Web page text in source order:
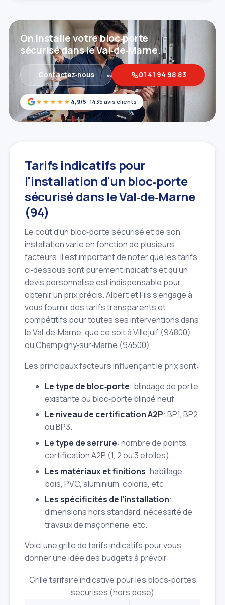
★★★★★ 4,9/5 · 1435 avis clients
On installe votre bloc‑porte
sécurisé dans le Val‑de‑Marne.
Contactez‑nous 01 41 94 98 83
Tarifs indicatifs pour
l'installation d'un bloc‑porte
sécurisé dans le Val‑de‑Marne
(94)
Le coût d'un bloc‑porte sécurisé et de son
installation varie en fonction de plusieurs
facteurs. Il est important de noter que les tarifs
ci‑dessous sont purement indicatifs et qu'un
devis personnalisé est indispensable pour
obtenir un prix précis. Albert et Fils s'engage à
vous fournir des tarifs transparents et
compétitifs pour toutes ses interventions dans
le Val‑de‑Marne, que ce soit à Villejuif (94800)
ou Champigny‑sur‑Marne (94500).
Les principaux facteurs influençant le prix sont:
Le type de bloc‑porte: blindage de porte
existante ou bloc‑porte blindé neuf.
Le niveau de certification A2P: BP1, BP2
ou BP3.
Le type de serrure: nombre de points,
certification A2P (1, 2 ou 3 étoiles).
Les matériaux et finitions: habillage
bois, PVC, aluminium, coloris, etc.
Les spécificités de l'installation:
dimensions hors standard, nécessité de
travaux de maçonnerie, etc.
Voici une grille de tarifs indicatifs pour vous
donner une idée des budgets à prévoir:
Grille tarifaire indicative pour les blocs‑portes
sécurisés (hors pose)